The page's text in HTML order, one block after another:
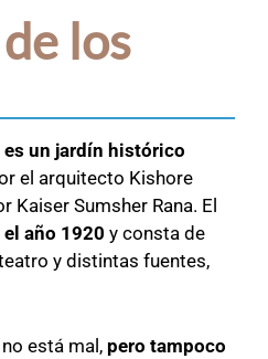
los
es un jardín histórico
el arquitecto Kishore
Kaiser Sumsher Rana. El
año 1920 y consta de
y distintas fuentes,
está mal, pero tampoco